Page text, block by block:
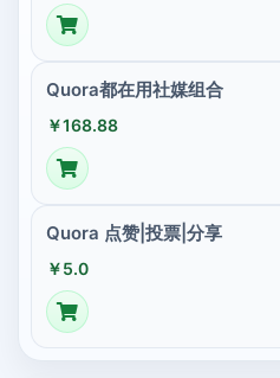
Quora都在用社媒组合
￥168.88
Quora 点赞|投票|分享
￥5.0